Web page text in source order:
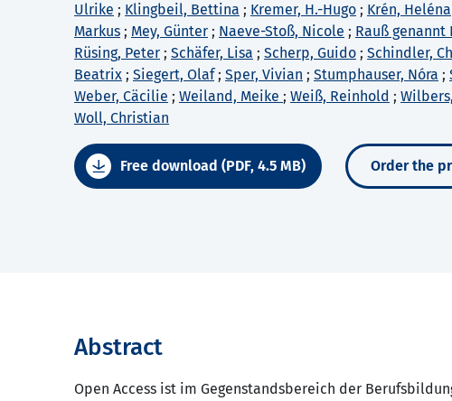
Ulrike ; Klingbeil, Bettina ; Kremer, H.-Hugo ; Krén, Heléna
Markus ; Mey, Günter ; Naeve-Stoß, Nicole ; Rauß genannt
Rüsing, Peter ; Schäfer, Lisa ; Scherp, Guido ; Schindler,
Beatrix ; Siegert, Olaf; Sper, Vivian ; Stumphauser, Nóra ;
Weber, Cäcilie ; Weiland, Meike ; Weiß, Reinhold ;
Woll, Christian
Free download (PDF, 4.5 MB) Order the
Abstract
Open Access ist im Gegenstandsbereich der